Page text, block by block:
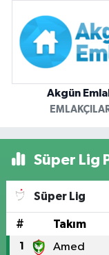
Akgün
Süper Lig
Süper Lig
# Takım
1 Amed